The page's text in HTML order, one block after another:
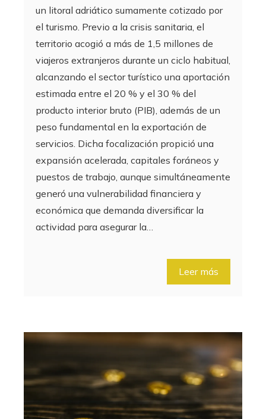
un litoral adriático sumamente cotizado por
el turismo. Previo a la crisis sanitaria, el
territorio acogió a más de 1,5 millones de
viajeros extranjeros durante un ciclo habitual,
alcanzando el sector turístico una aportación
estimada entre el 20 % y el 30 % del
producto interior bruto (PIB), además de un
peso fundamental en la exportación de
servicios. Dicha focalización propició una
expansión acelerada, capitales foráneos y
puestos de trabajo, aunque simultáneamente
generó una vulnerabilidad financiera y
económica que demanda diversificar la
actividad para asegurar la…
Leer más